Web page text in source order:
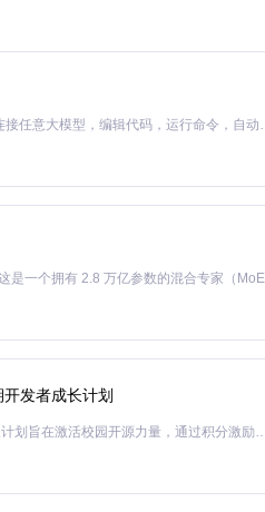
模型实现分块并发下载
适用场景 速度提升
稳定性
门资源 3-8倍
中
一平台 3-5倍 中
置化设计实现多平台适配，在保证
块包括：
协议适配
与线程池
平台参数定制
状态展示
Claude Code 的开源替代方案。连接任意大模型，编辑代码，运行命令
发者成长计划
「源启盛夏」暑期校园开发者成长计划旨在激活校园开源力量，通过积分激励、认证扶持、资源倾斜等形式，引导高校组织和开发者完成「入驻 — 建项目 — 做贡献 — 获认证 — 得资源」的完整闭